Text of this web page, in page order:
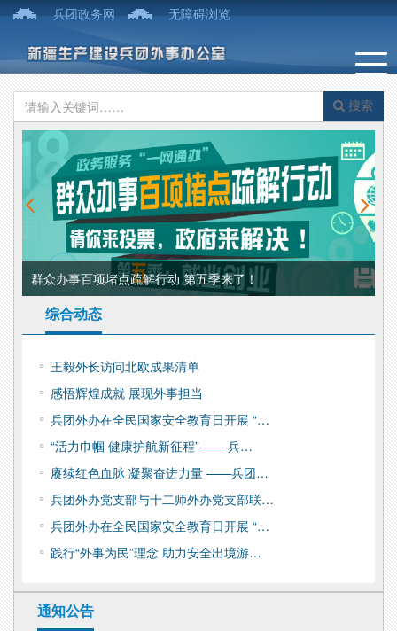
兵团政务网 无障碍浏览
搜索
群众办事百项堵点疏解行动 第五季来了！
综合动态
王毅外长访问北欧成果清单
感悟辉煌成就 展现外事担当
兵团外办在全民国家安全教育日开展 “…
“活力巾帼 健康护航新征程”—— 兵…
赓续红色血脉 凝聚奋进力量 ——兵团…
兵团外办党支部与十二师外办党支部联…
兵团外办在全民国家安全教育日开展 “…
践行“外事为民”理念 助力安全出境游…
通知公告